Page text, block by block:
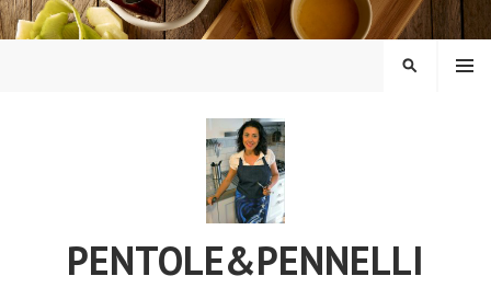
Vai
al
PENTOLE&PENNELLI
MENU
CERCA